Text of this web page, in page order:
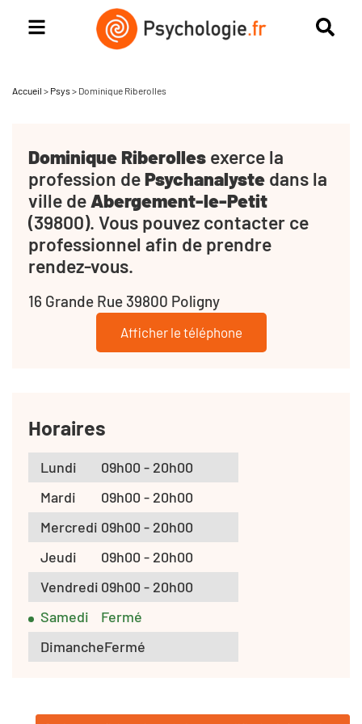
Accueil > Psys > Dominique Riberolles
Dominique Riberolles exerce la
profession dePsychanalyste dans la
ville deAbergement-le-Petit
(39800). Vous pouvez contacter ce
professionnel afin de prendre
rendez-vous.
16 Grande Rue 39800 Poligny
Afficher le téléphone
Horaires
Lundi
09h00 - 20h00
Mardi
09h00 - 20h00
Mercredi 09h00 - 20h00
Jeudi
09h00 - 20h00
Vendredi 09h00 - 20h00
Samedi
Fermé
DimancheFermé